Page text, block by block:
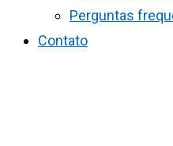
Perguntas
Contato